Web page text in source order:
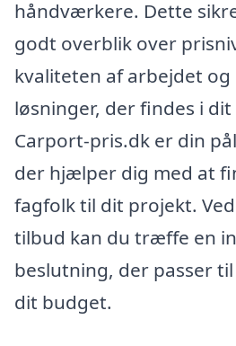
håndværkere. Dette
godt overblik over
kvaliteten af arbejdet og
løsninger, der findes i
Carport-pris.dk er din
der hjælper dig med at
fagfolk til dit projekt.
tilbud kan du træffe en
beslutning, der passer
dit budget.